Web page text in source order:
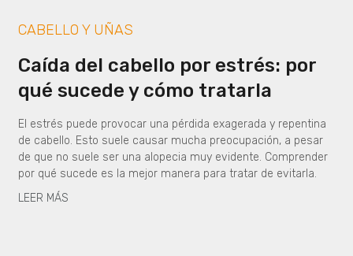
CABELLO Y UÑAS
Caída del cabello por estrés: por
qué sucede y cómo tratarla
El estrés puede provocar una pérdida exagerada y repentina
de cabello. Esto suele causar mucha preocupación, a pesar
de que no suele ser una alopecia muy evidente. Comprender
por qué sucede es la mejor manera para tratar de evitarla.
LEER MÁS